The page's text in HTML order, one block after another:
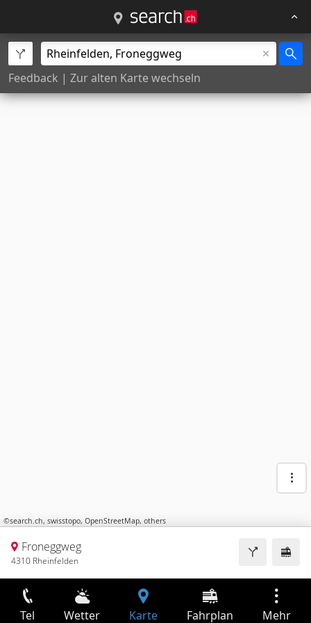
Feedback | Zur alten Karte wechseln
©search.ch, swisstopo, OpenStreetMap, others
Froneggweg
4310 Rheinfelden
Tel Wetter Karte Fahrplan Mehr